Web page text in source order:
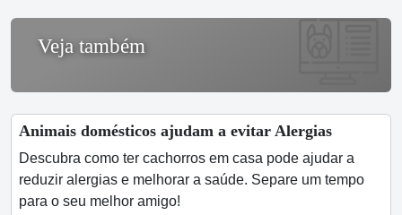
Veja também
Animais domésticos ajudam a evitar Alergias
Descubra como ter cachorros em casa pode ajudar a
reduzir alergias e melhorar a saúde. Separe um tempo
para o seu melhor amigo!